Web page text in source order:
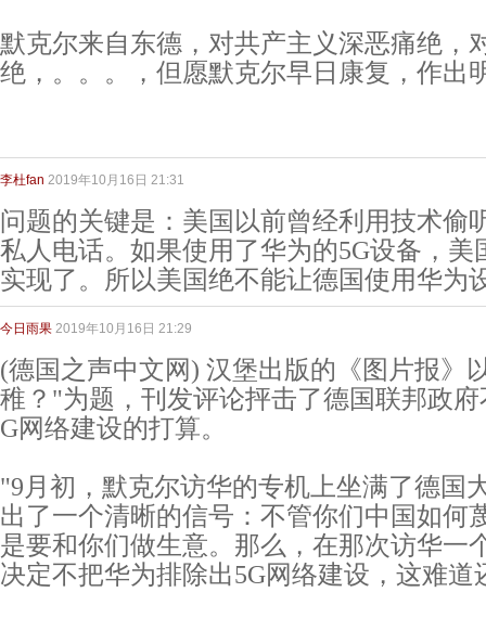
默克尔来自东德，对共产主义深恶痛绝，
绝，。。。，但愿默克尔早日康复，作出
李杜fan 2019年10月16日 21:31
问题的关键是：美国以前曾经利用技术偷
私人电话。如果使用了华为的5G设备，美
实现了。所以美国绝不能让德国使用华为
今日雨果 2019年10月16日 21:29
(德国之声中文网) 汉堡出版的《图片报》
稚？"为题，刊发评论抨击了德国联邦政
G网络建设的打算。
"9月初，默克尔访华的专机上坐满了德国
出了一个清晰的信号：不管你们中国如何
是要和你们做生意。那么，在那次访华一
决定不把华为排除出5G网络建设，这难道